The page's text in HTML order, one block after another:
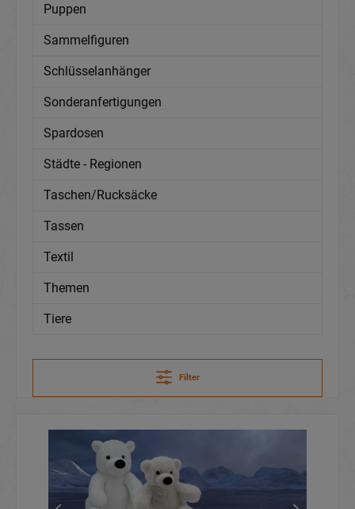
Puppen
Sammelfiguren
Schlüsselanhänger
Sonderanfertigungen
Spardosen
Städte - Regionen
Taschen/Rucksäcke
Tassen
Textil
Themen
Tiere
Filter